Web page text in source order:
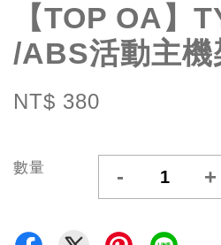
【TOP OA】
/ABS活動主機
NT$ 380
數量 - +